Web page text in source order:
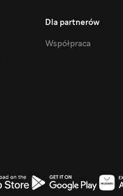
Dla partnerów
Współpraca